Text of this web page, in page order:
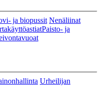
ja biopussit Nenäliinat
Paisto- ja
Urheilijan